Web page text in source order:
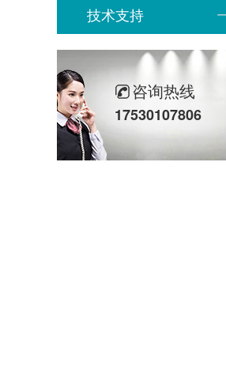
技术支持
咨询热线
17530107806